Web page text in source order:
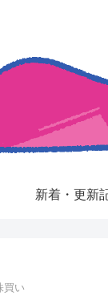
新着・更新
買い